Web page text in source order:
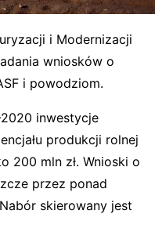
i Modernizacji
wniosków o
i powodziom.
2020 inwestycje
produkcji rolnej
200 mln zł. Wnioski o
przez ponad
skierowany jest